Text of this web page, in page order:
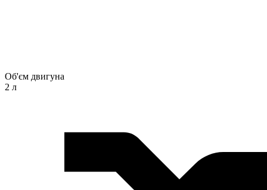
Об'єм двигуна
2 л